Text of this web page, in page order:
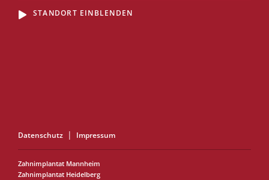
STANDORT EINBLENDEN
Datenschutz Impressum
Zahnimplantat Mannheim
Zahnimplantat Heidelberg